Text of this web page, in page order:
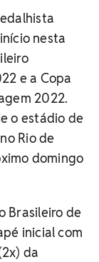
nesta
e a Copa
2022.
o estádio de
Rio de
domingo
Brasileiro de
inicial com
da